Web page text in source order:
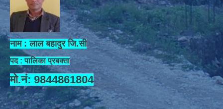
नाम : लाल बहादुर जि.सी
पद : पालिका प्रबक्ता
मो.नं: 9844861804